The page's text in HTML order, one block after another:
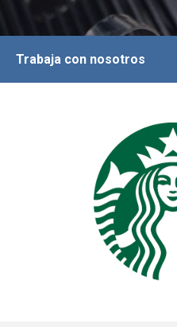
Trabaja con nosotros